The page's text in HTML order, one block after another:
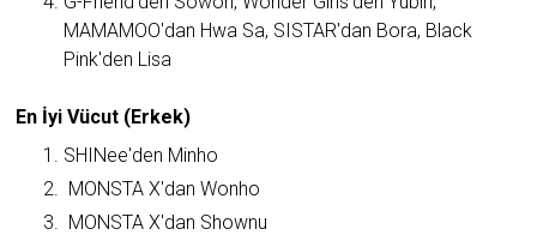
MAMAMOO'dan Hwa Sa, SISTAR'dan Bora, Black
Pink'den Lisa
En İyi Vücut (Erkek)
SHINee'den Minho
MONSTA X'dan Wonho
MONSTA X'dan Shownu